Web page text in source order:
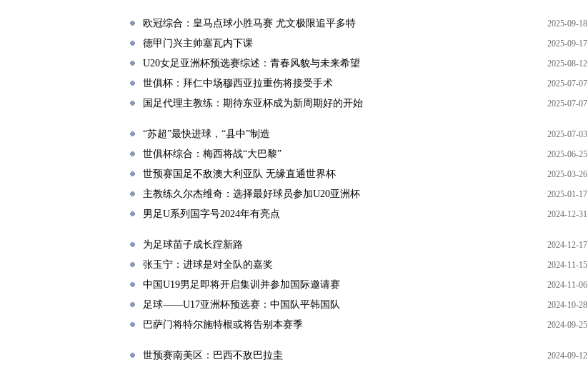
欧冠综合：皇马点球小胜马赛 尤文极限追平多特 2025-09-18
德甲门兴主帅塞瓦内下课 2025-09-17
U20女足亚洲杯预选赛综述：青春风貌与未来希望 2025-08-12
世俱杯：拜仁中场穆西亚拉重伤将接受手术 2025-07-07
国足代理主教练：期待东亚杯成为新周期好的开始 2025-07-07
“苏超”最快进球，“县中”制造 2025-07-03
世俱杯综合：梅西将战“大巴黎” 2025-06-25
世预赛国足不敌澳大利亚队 无缘直通世界杯 2025-03-26
主教练久尔杰维奇：选择最好球员参加U20亚洲杯 2025-01-17
男足U系列国字号2024年有亮点 2024-12-31
为足球苗子成长蹚新路 2024-12-17
张玉宁：进球是对全队的嘉奖 2024-11-15
中国U19男足即将开启集训并参加国际邀请赛 2024-11-06
足球——U17亚洲杯预选赛：中国队平韩国队 2024-10-28
巴萨门将特尔施特根或将告别本赛季 2024-09-25
世预赛南美区：巴西不敌巴拉圭 2024-09-12